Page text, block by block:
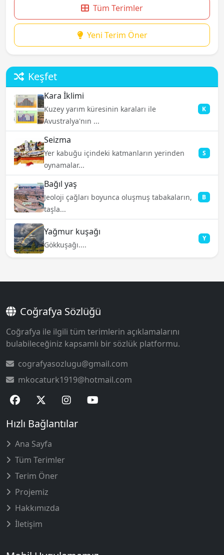
Tüm Terimler
Yeni Terim Öner
Keşfet
Kara İklimi
Kuzey yarım küresinin karaları ile
Avustralya'nın ...
K
Seizma
Yer kabuğu içindeki katmanların yerinden
oynamalar...
S
Bağıl yaş
Jeoloji çağları boyunca oluşmuş tabakaların,
taşla...
B
Yağmur kuşağı
Gökkuşağı....
Y
Coğrafya Sözlüğü
Coğrafya ile ilgili tüm terimlerin açıklamalarını
bulabileceğiniz kapsamlı bir sözlük platformu.
cografyasozlugu@gmail.com
mkocaturk1919@hotmail.com
Hızlı Bağlantılar
Ana Sayfa
Tüm Terimler
Terim Öner
Projemiz
Hakkımızda
İletişim